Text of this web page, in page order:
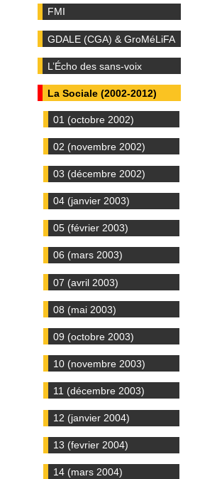
FMI
GDALE (CGA) & GroMéLiFA
L’Écho des sans-voix
La Sociale (2002-2012)
01 (octobre 2002)
02 (novembre 2002)
03 (décembre 2002)
04 (janvier 2003)
05 (février 2003)
06 (mars 2003)
07 (avril 2003)
08 (mai 2003)
09 (octobre 2003)
10 (novembre 2003)
11 (décembre 2003)
12 (janvier 2004)
13 (fevrier 2004)
14 (mars 2004)